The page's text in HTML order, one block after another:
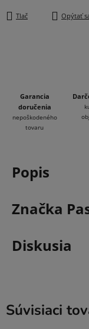
Tlač Opýtať
Garancia
doručenia
nepoškodeného
tovaru
Popis
Značka
Diskusia
Súvisiaci